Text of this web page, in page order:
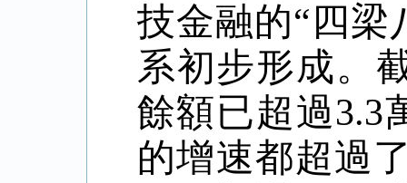
技金融的“ 四梁
系初步形成。
餘額已超過3.3
的增速都超過